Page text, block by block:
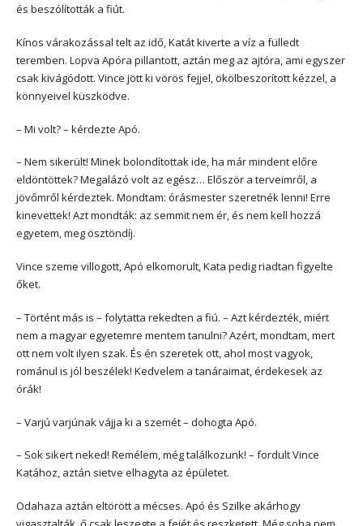
és beszólították a fiút.
Kínos várakozással telt az idő, Katát kiverte a víz a fülledt
teremben. Lopva Apóra pillantott, aztán meg az ajtóra, ami egyszer
csak kivágódott. Vince jött ki vörös fejjel, ökölbeszorított kézzel, a
könnyeivel küszködve.
– Mi volt? – kérdezte Apó.
– Nem sikerült! Minek bolondítottak ide, ha már mindent előre
eldöntöttek? Megalázó volt az egész… Először a terveimről, a
jövőmről kérdeztek. Mondtam: órásmester szeretnék lenni! Erre
kinevettek! Azt mondták: az semmit nem ér, és nem kell hozzá
egyetem, meg ösztöndíj.
Vince szeme villogott, Apó elkomorult, Kata pedig riadtan figyelte
őket.
– Történt más is – folytatta rekedten a fiú. – Azt kérdezték, miért
nem a magyar egyetemre mentem tanulni? Azért, mondtam, mert
ott nem volt ilyen szak. És én szeretek ott, ahol most vagyok,
románul is jól beszélek! Kedvelem a tanáraimat, érdekesek az
órák!
– Varjú varjúnak vájja ki a szemét – dohogta Apó.
– Sok sikert neked! Remélem, még találkozunk! – fordult Vince
Katához, aztán sietve elhagyta az épületet.
Odahaza aztán eltörött a mécses. Apó és Szilke akárhogy